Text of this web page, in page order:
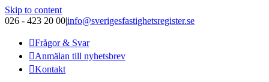
Skip to content
026 - 423 20 00|info@sverigesfastighetsregister.se
Frågor & Svar
Anmälan till nyhetsbrev
Kontakt